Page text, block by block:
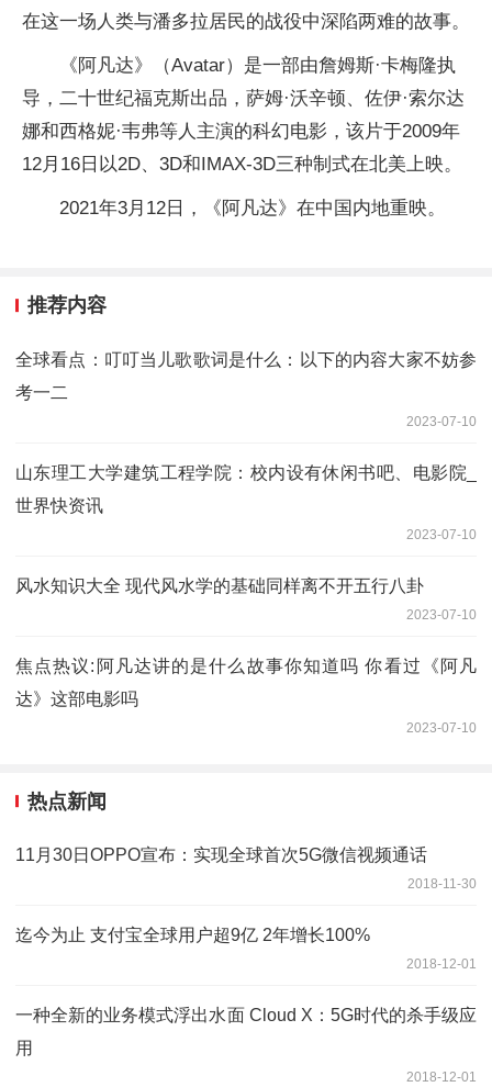
在这一场人类与潘多拉居民的战役中深陷两难的故事。
《阿凡达》（Avatar）是一部由詹姆斯·卡梅隆执
导，二十世纪福克斯出品，萨姆·沃辛顿、佐伊·索尔达
娜和西格妮·韦弗等人主演的科幻电影，该片于2009年
12月16日以2D、3D和IMAX-3D三种制式在北美上映。
2021年3月12日，《阿凡达》在中国内地重映。
推荐内容
全球看点：叮叮当儿歌歌词是什么：以下的内容大家不妨参
考一二
2023-07-10
山东理工大学建筑工程学院：校内设有休闲书吧、电影院_
世界快资讯
2023-07-10
风水知识大全 现代风水学的基础同样离不开五行八卦
2023-07-10
焦点热议:阿凡达讲的是什么故事你知道吗 你看过《阿凡
达》这部电影吗
2023-07-10
热点新闻
11月30日OPPO宣布：实现全球首次5G微信视频通话
2018-11-30
迄今为止 支付宝全球用户超9亿 2年增长100%
2018-12-01
一种全新的业务模式浮出水面 Cloud X：5G时代的杀手级应
用
2018-12-01